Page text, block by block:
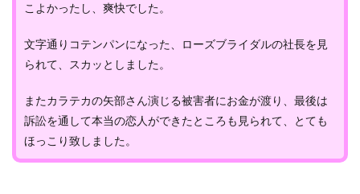
こよかったし、爽快でした。
文字通りコテンパンになった、ローズブライダルの社長を見
られて、スカッとしました。
またカラテカの矢部さん演じる被害者にお金が渡り、最後は
訴訟を通して本当の恋人ができたところも見られて、とても
ほっこり致しました。